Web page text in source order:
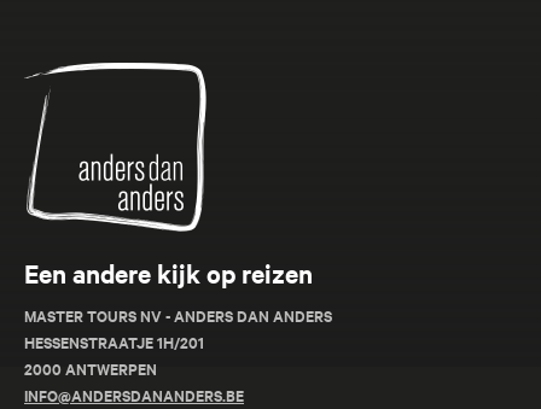
Anders
dan
Anders
Een andere kijk op reizen
MASTER TOURS NV - ANDERS DAN ANDERS
HESSENSTRAATJE 1H/201
2000 ANTWERPEN
INFO@ANDERSDANANDERS.BE